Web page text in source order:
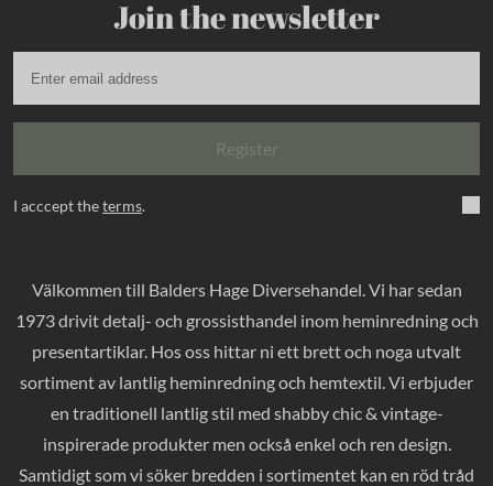
Join the newsletter
Register
I acccept theterms.
Välkommen till Balders Hage Diversehandel. Vi har sedan
1973 drivit detalj- och grossisthandel inom heminredning och
presentartiklar. Hos oss hittar ni ett brett och noga utvalt
sortiment av lantlig heminredning och hemtextil. Vi erbjuder
en traditionell lantlig stil med shabby chic & vintage-
inspirerade produkter men också enkel och ren design.
Samtidigt som vi söker bredden i sortimentet kan en röd tråd